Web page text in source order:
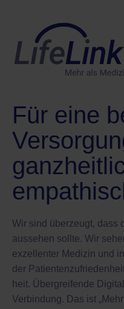
Für eine
Wir sind überzeugt, dass
aussehen sollte. Wir
exzellenter Medizin und
der
heit. Übergreifende
Verbindung. Das ist